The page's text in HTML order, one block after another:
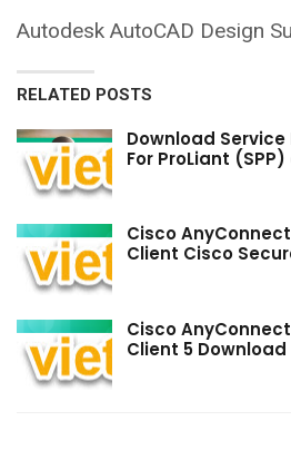
Autodesk AutoCAD Design
RELATED POSTS
Download
For ProLiant
Cisco
Client Cisco
Cisco
Client 5 Download